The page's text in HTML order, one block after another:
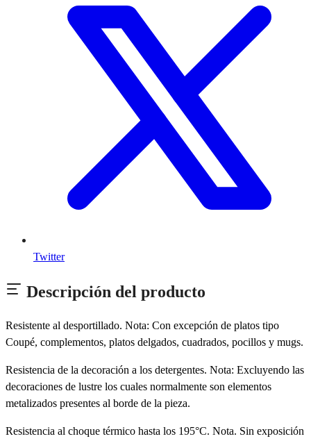
Twitter
Descripción del producto
Resistente al desportillado. Nota: Con excepción de platos tipo
Coupé, complementos, platos delgados, cuadrados, pocillos y mugs.
Resistencia de la decoración a los detergentes. Nota: Excluyendo las
decoraciones de lustre los cuales normalmente son elementos
metalizados presentes al borde de la pieza.
Resistencia al choque térmico hasta los 195°C. Nota. Sin exposición